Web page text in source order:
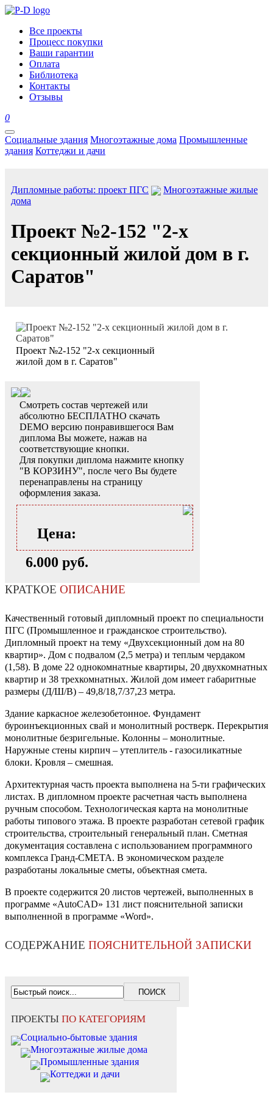
Все проекты
Процесс покупки
Ваши гарантии
Оплата
Библиотека
Контакты
Отзывы
0
Социальные здания Многоэтажные дома Промышленные
здания Коттеджи и дачи
Дипломные работы: проект ПГС
Многоэтажные жилые
дома
Проект №2-152 "2-х
секционный жилой дом в г.
Саратов"
Проект №2-152 "2-х секционный
жилой дом в г. Саратов"
Смотреть состав чертежей или
абсолютно БЕСПЛАТНО скачать
DEMO версию понравившегося Вам
диплома Вы можете, нажав на
соответствующие кнопки.
Для покупки диплома нажмите кнопку
"В КОРЗИНУ", после чего Вы будете
перенаправлены на страницу
оформления заказа.
Цена:
6.000 руб.
КРАТКОЕ ОПИСАНИЕ
Качественный готовый дипломный проект по специальности
ПГС (Промышленное и гражданское строительство).
Дипломный проект на тему «Двухсекционный дом на 80
квартир». Дом с подвалом (2,5 метра) и теплым чердаком
(1,58). В доме 22 однокомнатные квартиры, 20 двухкомнатных
квартир и 38 трехкомнатных. Жилой дом имеет габаритные
размеры (Д/Ш/В) – 49,8/18,7/37,23 метра.
Здание каркасное железобетонное. Фундамент
буроинъекционных свай и монолитный ростверк. Перекрытия
монолитные безригельные. Колонны – монолитные.
Наружные стены кирпич – утеплитель - газосиликатные
блоки. Кровля – смешная.
Архитектурная часть проекта выполнена на 5-ти графических
листах. В дипломном проекте расчетная часть выполнена
ручным способом. Технологическая карта на монолитные
работы типового этажа. В проекте разработан сетевой график
строительства, строительный генеральный план. Сметная
документация составлена с использованием программного
комплекса Гранд-СМЕТА. В экономическом разделе
разработаны локальные сметы, объектная смета.
В проекте содержится 20 листов чертежей, выполненных в
программе «AutoCAD» 131 лист пояснительной записки
выполненной в программе «Word».
СОДЕРЖАНИЕ ПОЯСНИТЕЛЬНОЙ ЗАПИСКИ
ПРОЕКТЫ ПО КАТЕГОРИЯМ
Социально-бытовые здания
Многоэтажные жилые дома
Промышленные здания
Коттеджи и дачи